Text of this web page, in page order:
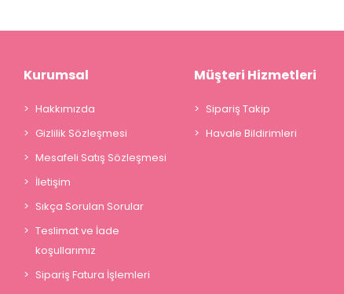
Kurumsal
Hakkımızda
Gizlilik Sözleşmesi
Mesafeli Satış Sözleşmesi
İletişim
Sıkça Sorulan Sorular
Teslimat ve İade
koşullarımız
Sipariş Fatura İşlemleri
Müşteri Hizmetleri
Sipariş Takip
Havale Bildirimleri